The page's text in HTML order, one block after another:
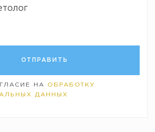
НА ОБРАБОТКУ
ДАННЫХ